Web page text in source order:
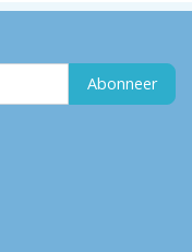
Abonneer